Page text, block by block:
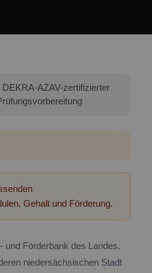
AZAV-zertifizierter
Gehalt und Förderung.
und Förderbank des Landes.
niedersächsischen Stadt